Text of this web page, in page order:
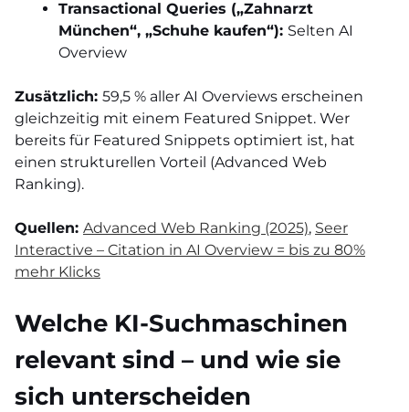
Transactional Queries („Zahnarzt
München“, „Schuhe kaufen“): Selten AI
Overview
Zusätzlich: 59,5 % aller AI Overviews erscheinen
gleichzeitig mit einem Featured Snippet. Wer
bereits für Featured Snippets optimiert ist, hat
einen strukturellen Vorteil (Advanced Web
Ranking).
Quellen: Advanced Web Ranking (2025), Seer
Interactive – Citation in AI Overview = bis zu 80%
mehr Klicks
Welche KI-Suchmaschinen
relevant sind – und wie sie
sich unterscheiden